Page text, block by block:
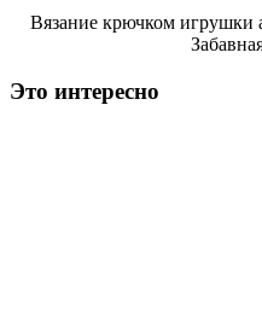
Вязание крючком игрушки
Это интересно